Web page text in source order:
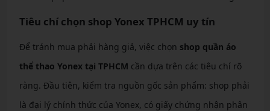
Tiêu chí chọn shop Yonex TPHCM uy tín
Để tránh mua phải hàng giả, việc chọn shop quần áo
thể thao Yonex tại TPHCM cần dựa trên các tiêu chí rõ
ràng. Đầu tiên, kiểm tra nguồn gốc sản phẩm: shop phải
là đại lý chính thức của Yonex, có giấy chứng nhận phân